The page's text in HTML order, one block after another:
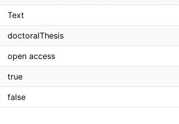
Text
doctoralThesis
open access
true
false